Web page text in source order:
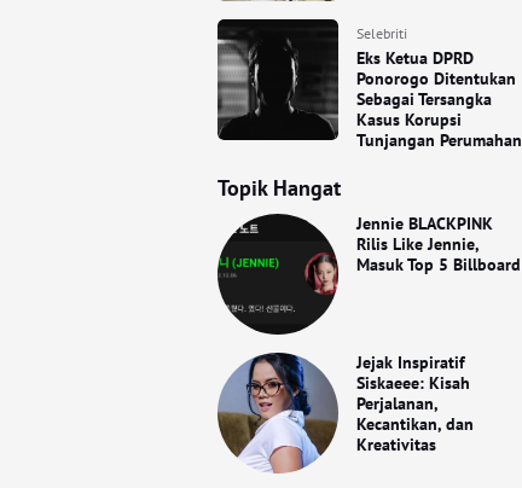
Selebriti
Eks Ketua DPRD
Ponorogo Ditentukan
Sebagai Tersangka
Kasus Korupsi
Tunjangan Perumahan
Topik Hangat
Jennie BLACKPINK
Rilis Like Jennie,
Masuk Top 5 Billboard
Jejak Inspiratif
Siskaeee: Kisah
Perjalanan,
Kecantikan, dan
Kreativitas